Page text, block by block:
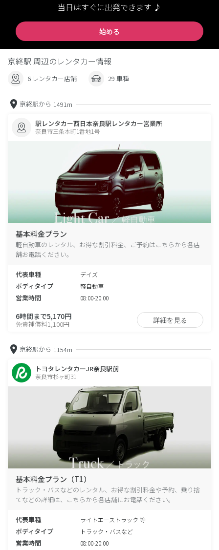
当日はすぐに出発できます ♪
始める
京終駅 周辺のレンタカー情報
6 レンタカー店舗 29 車種
京終駅から 1491m
駅レンタカー西日本奈良駅レンタカー営業所
奈良市三条本町1番地1号
基本料金プラン
軽自動車のレンタル、お得な割引料金、ご予約はこちらから各店
舗お電話ください。
代表車種 デイズ
ボディタイプ 軽自動車
営業時間 08:00-20:00
6時間まで5,170円
免責補償料1,100円 詳細を見る
京終駅から 1154m
トヨタレンタカーJR奈良駅前
奈良市杉ヶ町31
基本料金プラン（T1）
トラック・バスなどのレンタル、お得な割引料金や予約、乗り捨
てなどの詳細は、こちらから各店舗にお電話ください。
代表車種 ライトエーストラック 等
ボディタイプ トラック・バスなど
営業時間 08:00-20:00